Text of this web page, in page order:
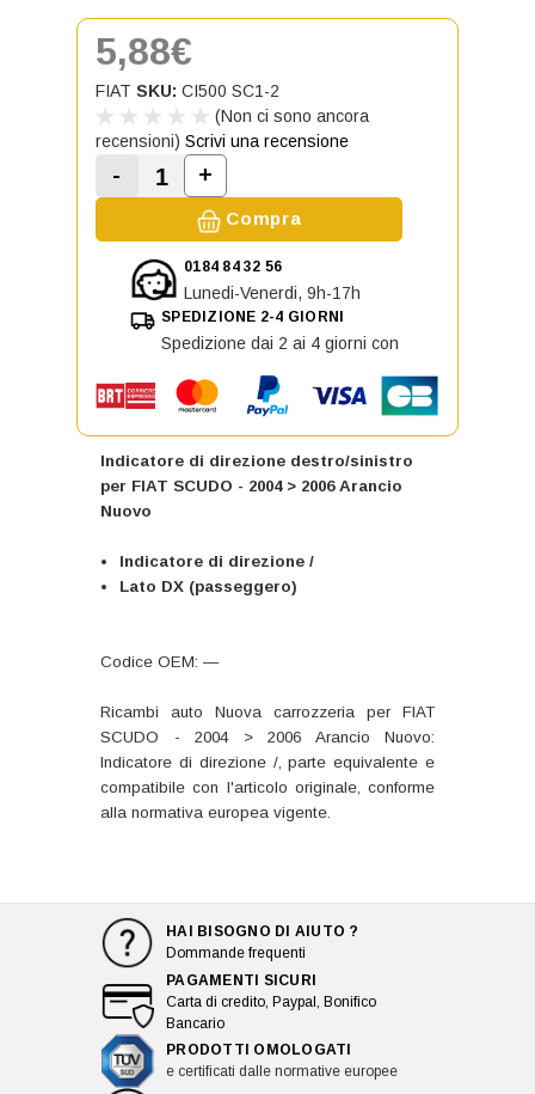
Indicatore di direzione destro/sinistro
per FIAT SCUDO - 2004 > 2006 Arancio
Nuovo
Indicatore di direzione /
Lato DX (passeggero)
Codice OEM: —
Ricambi auto Nuova carrozzeria per FIAT
SCUDO - 2004 > 2006 Arancio Nuovo:
Indicatore di direzione /, parte equivalente e
compatibile con l'articolo originale, conforme
alla normativa europea vigente.
5,88€
FIAT SKU: CI500 SC1-2
(Non ci sono ancora
recensioni) Scrivi una recensione
Diminuisci la quantità di Indicatore di
-
Aumenta la quantità di Indicatore
+
Compra
0184 84 32 56
Lunedi-Venerdi, 9h-17h
SPEDIZIONE 2-4 GIORNI
Spedizione dai 2 ai 4 giorni con
HAI BISOGNO DI AIUTO ?
Dommande frequenti
PAGAMENTI SICURI
Carta di credito, Paypal, Bonifico
Bancario
PRODOTTI OMOLOGATI
e certificati dalle normative europee